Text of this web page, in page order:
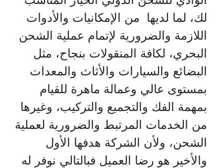
لك، لما لديها من الإمكانيات والأدوات
اللازمة والضرورية لإتمام عملية الشحن
البحري، لكافة المنقولات بنجاح، مثل
البضائع والسيارات والأثاث والمعدات
بمستوى عالي وعمالة ماهرة للقيام
بمهمة الفك والتجميع والتركيب، وغيرها
من الخدمات المرتبط والضرورية لعملية
الشحن، ولأن الشركة هدفها الأول
والأخير هو رضا العميل فبالتالي نوفر له